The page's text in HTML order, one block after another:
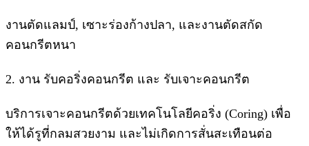
งานตัดแลมป์, เซาะร่องก้างปลา, และงานตัดสกัด
คอนกรีตหนา
2. งาน รับคอริ่งคอนกรีต และ รับเจาะคอนกรีต
บริการเจาะคอนกรีตด้วยเทคโนโลยีคอริ่ง (Coring) เพื่อ
ให้ได้รูที่กลมสวยงาม และไม่เกิดการสั่นสะเทือนต่อ